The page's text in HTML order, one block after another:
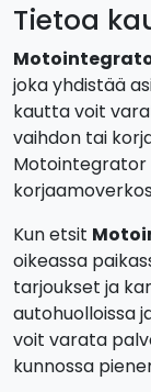
Tietoa
joka yhdistää
kautta voit
vaihdon tai
Motointegrator
Kun etsit
oikeassa
tarjoukset ja
autohuolloissa
voit varata
kunnossa